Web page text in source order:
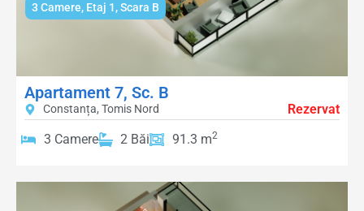
3 Camere, Etaj 1,Scara B
Apartament 7, Sc. B
Constanța, Tomis Nord
Rezervat
3 Camere
2 Băi 91.3 m2